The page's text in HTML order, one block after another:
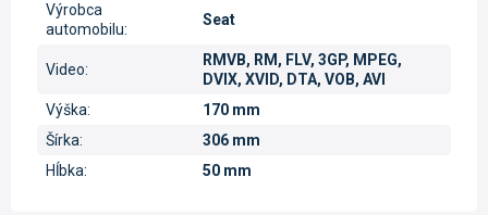
Výrobca
automobilu:
Seat
Video:
RMVB, RM, FLV, 3GP, MPEG,
DVIX, XVID, DTA, VOB, AVI
Výška:
170 mm
Šírka:
306 mm
Hĺbka: 50 mm